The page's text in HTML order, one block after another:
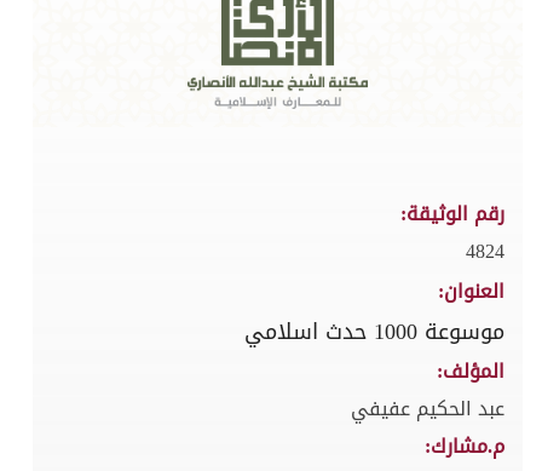
رقم الوثيقة:
4824
العنوان:
موسوعة 1000 حدث اسلامي
المؤلف:
عبد الحكيم عفيفي
م.مشارك: